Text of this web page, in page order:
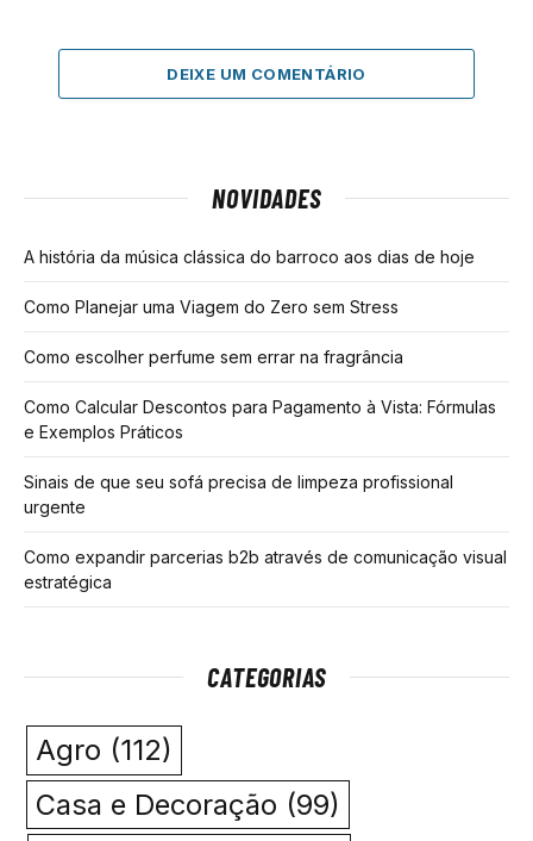
DEIXE UM COMENTÁRIO
NOVIDADES
A história da música clássica do barroco aos dias de hoje
Como Planejar uma Viagem do Zero sem Stress
Como escolher perfume sem errar na fragrância
Como Calcular Descontos para Pagamento à Vista: Fórmulas
e Exemplos Práticos
Sinais de que seu sofá precisa de limpeza profissional
urgente
Como expandir parcerias b2b através de comunicação visual
estratégica
CATEGORIAS
Agro (112)
Casa e Decoração (99)